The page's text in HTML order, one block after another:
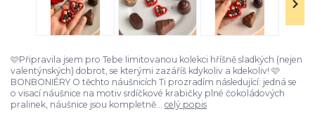
🩷Připravila jsem pro Tebe limitovanou kolekci hříšně sladkých (nejen
valentýnských) dobrot, se kterými zazáříš kdykoliv a kdekoliv! 🩷
BONBONIÉRY O těchto náušnicích Ti prozradím následující: jedná se
o visací náušnice na motiv srdíčkové krabičky plné čokoládových
pralinek, náušnice jsou kompletně... celý popis